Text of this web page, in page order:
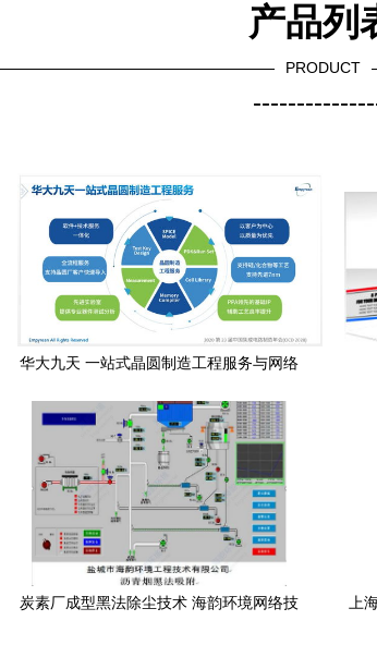
产品列
PRODUCT
华大九天 一站式晶圆制造工程服务与网络
炭素厂成型黑法除尘技术 海韵环境网络技
上